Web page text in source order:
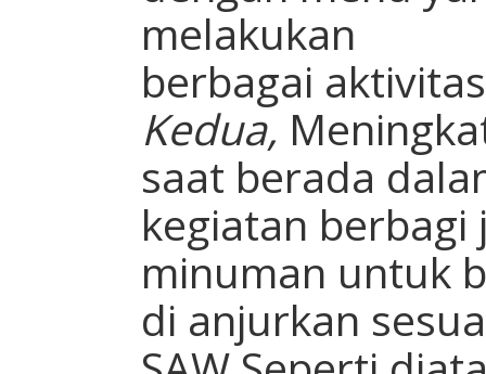
melakukan
berbagai
Kedua,
saat berada
kegiatan berbagi
minuman untuk
di anjurkan